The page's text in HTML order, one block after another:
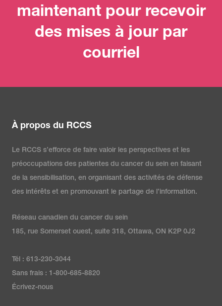
maintenant pour recevoir
des mises à jour par
courriel
À propos du RCCS
Le RCCS s’efforce de faire valoir les perspectives et les
préoccupations des patientes du cancer du sein en faisant
de la sensibilisation, en organisant des activités de défense
des intérêts et en promouvant le partage de l’information.
Réseau canadien du cancer du sein
185, rue Somerset ouest, suite 318, Ottawa, ON K2P 0J2
Tél : 613-230-3044
Sans frais : 1-800-685-8820
Écrivez-nous